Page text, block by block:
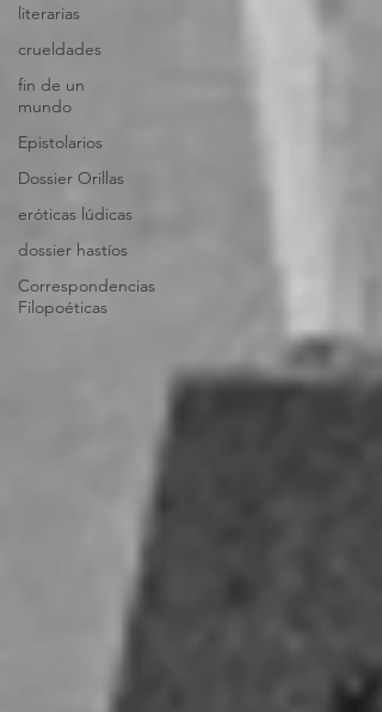
literarias
crueldades
fin de un
mundo
Epistolarios
Dossier Orillas
eróticas lúdicas
dossier hastíos
Correspondencias
Filopoéticas